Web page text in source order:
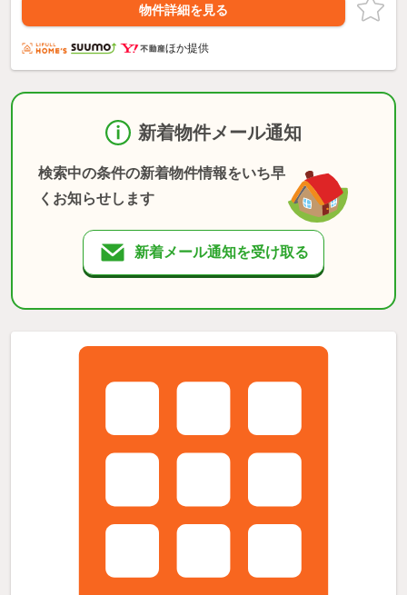
物件詳細を見る
ほか提供
新着物件メール通知
検索中の条件の新着物件情報をいち早
くお知らせします
新着メール通知を受け取る